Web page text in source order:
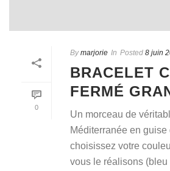
0
By marjorie In Posted 8 juin
BRACELET
FERMÉ
Un morceau de
Méditerranée en guise
choisissez votre
vous le réalisons (bleu